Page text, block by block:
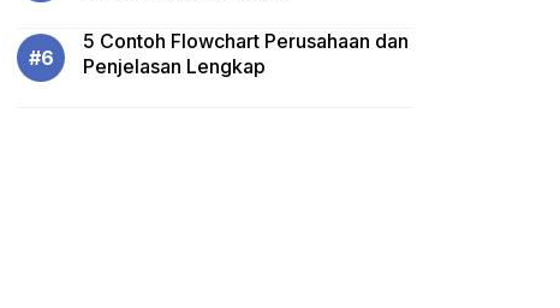
5 Contoh Flowchart Perusahaan dan
Penjelasan Lengkap